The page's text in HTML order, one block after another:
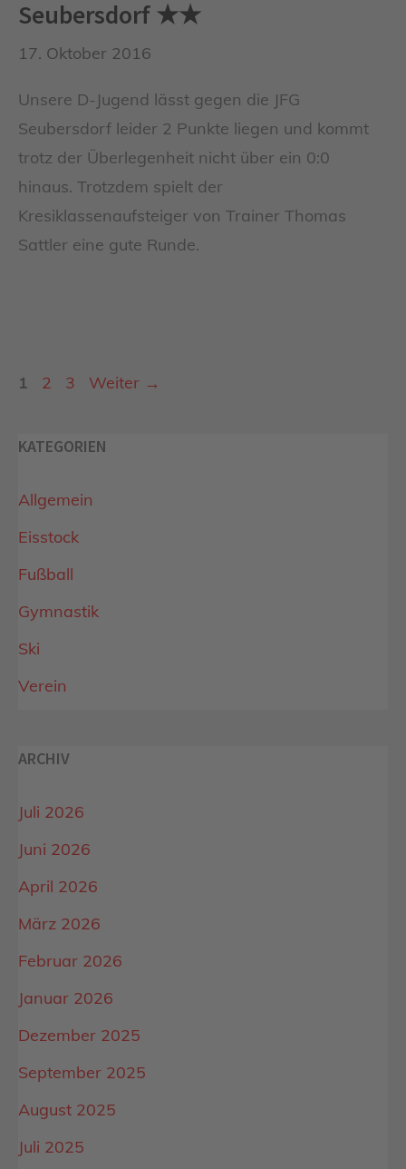
Seubersdorf ★★
17. Oktober 2016
Unsere D-Jugend lässt gegen die JFG
Seubersdorf leider 2 Punkte liegen und kommt
trotz der Überlegenheit nicht über ein 0:0
hinaus. Trotzdem spielt der
Kresiklassenaufsteiger von Trainer Thomas
Sattler eine gute Runde.
Seite
1 Seite
2 Seite
3 Weiter →
KATEGORIEN
Allgemein
Eisstock
Fußball
Gymnastik
Ski
Verein
ARCHIV
Juli 2026
Juni 2026
April 2026
März 2026
Februar 2026
Januar 2026
Dezember 2025
September 2025
August 2025
Juli 2025